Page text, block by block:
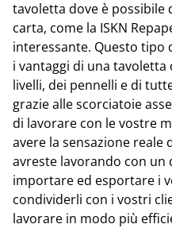
tavoletta dove è possibile
carta, come la ISKN
interessante. Questo
i vantaggi di una tavoletta
livelli, dei pennelli e di
grazie alle scorciatoie
di lavorare con le vostre
avere la sensazione reale
avreste lavorando con
importare ed esportare i
condividerli con i vostri
lavorare in modo più